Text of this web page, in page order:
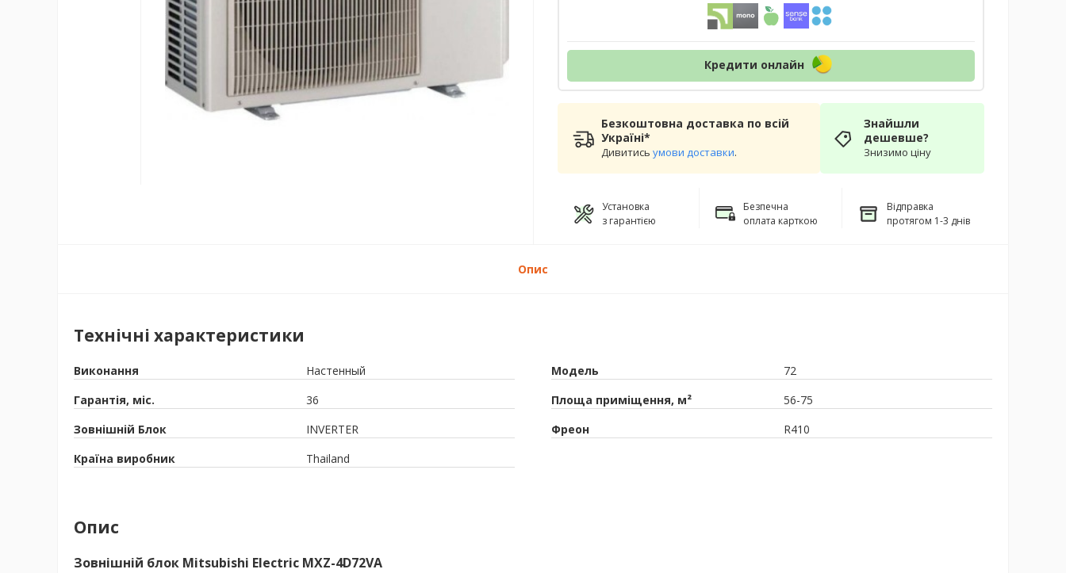
Кредити онлайн
Безкоштовна доставка по всій
Україні*
Дивитись умови доставки.
Знайшли
дешевше?
Знизимо ціну
Установка
з гарантією
Безпечна
оплата карткою
Відправка
протягом 1-3 днів
Опис
Технічні характеристики
Виконання
Настенный
Гарантія, міс.
36
Зовнішній Блок
INVERTER
Країна виробник
Thailand
Модель
72
Площа приміщення, м²
56-75
Фреон
R410
Опис
Зовнішній блок Mitsubishi Electric MXZ-4D72VA